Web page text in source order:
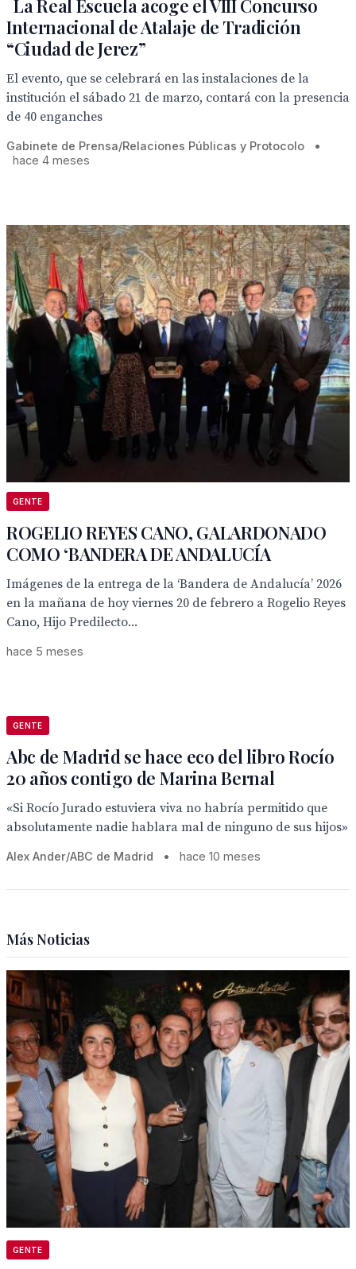
La Real Escuela acoge el VIII Concurso
Internacional de Atalaje de Tradición
“Ciudad de Jerez”
El evento, que se celebrará en las instalaciones de la
institución el sábado 21 de marzo, contará con la presencia
de 40 enganches
Gabinete de Prensa/Relaciones Públicas y Protocolo
•
hace 4 meses
GENTE
ROGELIO REYES CANO, GALARDONADO
COMO ‘BANDERA DE ANDALUCÍA
Imágenes de la entrega de la ‘Bandera de Andalucía’ 2026
en la mañana de hoy viernes 20 de febrero a Rogelio Reyes
Cano, Hijo Predilecto...
hace 5 meses
GENTE
Abc de Madrid se hace eco del libro Rocío
20 años contigo de Marina Bernal
«Si Rocío Jurado estuviera viva no habría permitido que
absolutamente nadie hablara mal de ninguno de sus hijos»
Alex Ander/ABC de Madrid • hace 10 meses
Más Noticias
GENTE